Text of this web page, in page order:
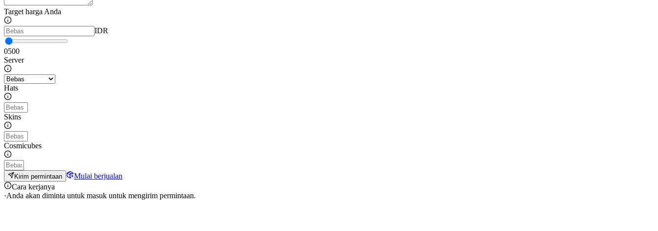
Target harga Anda
IDR
0500
Server
Hats
Skins
Cosmicubes
Kirim permintaan
Mulai berjualan
Cara kerjanya
·Anda akan diminta untuk masuk untuk mengirim permintaan.